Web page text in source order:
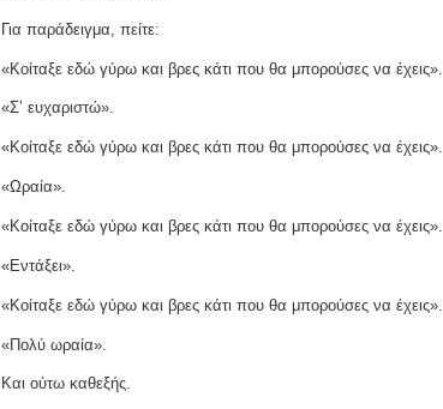
Για παράδειγμα, πείτε:
«Κοίταξε εδώ γύρω και βρες κάτι που θα μπορούσες να έχεις».
«Σ’ ευχαριστώ».
«Κοίταξε εδώ γύρω και βρες κάτι που θα μπορούσες να έχεις».
«Ωραία».
«Κοίταξε εδώ γύρω και βρες κάτι που θα μπορούσες να έχεις».
«Εντάξει».
«Κοίταξε εδώ γύρω και βρες κάτι που θα μπορούσες να έχεις».
«Πολύ ωραία».
Και ούτω καθεξής.